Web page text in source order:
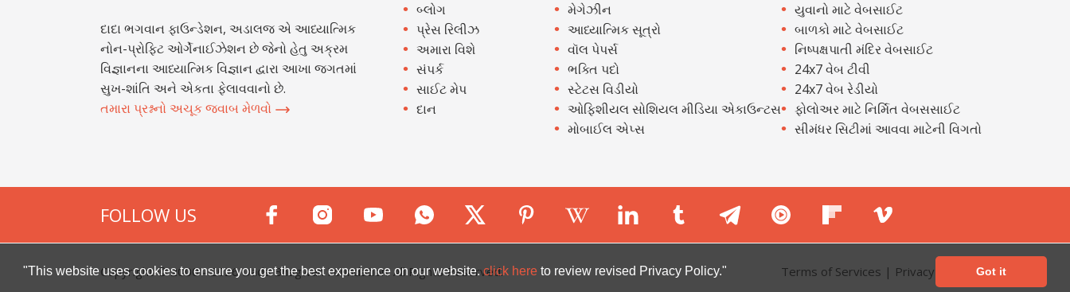
"This website uses cookies to ensure you get the best experience on our website.click here to review revised Privacy Policy." Got it
દાદા ભગવાન ફાઉન્ડેશન, અડાલજ એ આધ્યાત્મિક
નોન-પ્રોફિટ ઓર્ગેનાઈઝેશન છે જેનો હેતુ અક્રમ
વિજ્ઞાનના આધ્યાત્મિક વિજ્ઞાન દ્વારા આખા જગતમાં
સુખ-શાંતિ અને એકતા ફેલાવવાનો છે.
તમારા પ્રશ્નનો અચૂક જવાબ મેળવો
બ્લોગ
પ્રેસ રિલીઝ
અમારા વિશે
સંપર્ક
સાઈટ મેપ
દાન
મેગેઝીન
આધ્યાત્મિક સૂત્રો
વૉલ પેપર્સ
ભક્તિ પદો
સ્ટેટસ વિડીયો
ઓફિશીયલ સોશિયલ મીડિયા એકાઉન્ટસ
મોબાઈલ એપ્સ
યુવાનો માટે વેબસાઈટ
બાળકો માટે વેબસાઈટ
નિષ્પક્ષપાતી મંદિર વેબસાઈટ
24x7 વેબ ટીવી
24x7 વેબ રેડીયો
ફોલોઅર માટે નિર્મિત વેબસસાઈટ
સીમંધર સિટીમાં આવવા માટેની વિગતો
FOLLOW US
Copyright © 2000 -2026Dada Bhagwan Foundation. All Rights Reserved. Terms of Services | Privacy Policy